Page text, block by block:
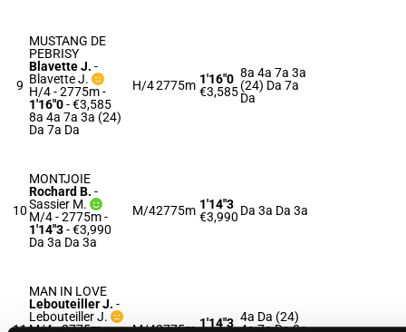
9
MUSTANG DE
PEBRISY
Blavette J. -
Blavette J.
H/4 - 2775m-
1'16"0- €3,585
8a 4a 7a 3a (24)
Da 7a Da
H/42775m 1'16"0
€3,585
8a 4a 7a 3a
(24) Da 7a
Da
10
MONTJOIE
Rochard B. -
Sassier M.
M/4 - 2775m-
1'14"3- €3,990
Da 3a Da 3a
M/42775m 1'14"3
€3,990 Da 3a Da 3a
MAN IN LOVE
Lebouteiller J. -
Lebouteiller J.
1'14"3 4a Da (24)